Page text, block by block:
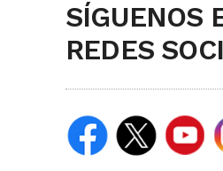
SÍGUENOS
REDES